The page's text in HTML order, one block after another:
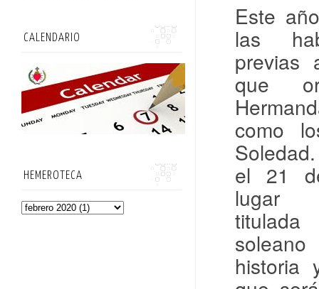
Este
las
previas
que
como
el 21
lugar
historia
CALENDARIO
HEMEROTECA